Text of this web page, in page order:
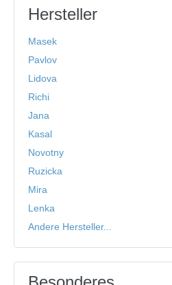
Hersteller
Masek
Pavlov
Lidova
Richi
Jana
Kasal
Novotny
Ruzicka
Mira
Lenka
Andere Hersteller...